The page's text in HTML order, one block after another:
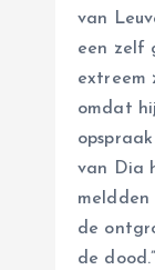
van
een zelf
extreem
omdat
van Dia
de
de